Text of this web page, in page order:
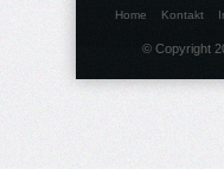
Home Kontakt
© Copyright